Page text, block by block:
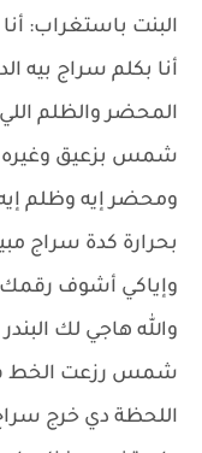
البنت باستغراب:
أنا بكلم سراج بيه
المحضر والظلم اللي
شمس بزعيق وغيره
ومحضر إيه وظلم
بحرارة كدة سراج
وإياكي أشوف رقمك
والله هاجي لك
شمس رزعت الخط
اللحظة دي خرج